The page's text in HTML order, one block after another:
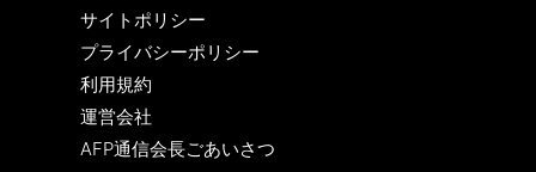
サイトポリシー
プライバシーポリシー
利用規約
運営会社
AFP通信会長ごあいさつ